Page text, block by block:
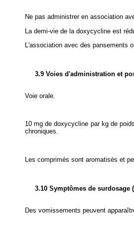
Ne pas administrer en association
La demi-vie de la doxycycline est
L'association avec des pansements
3.9 Voies d'administration et
Voie orale.
10 mg de doxycycline par kg de
chroniques.
Les comprimés sont aromatisés et
3.10 Symptômes de surdosage
Des vomissements peuvent